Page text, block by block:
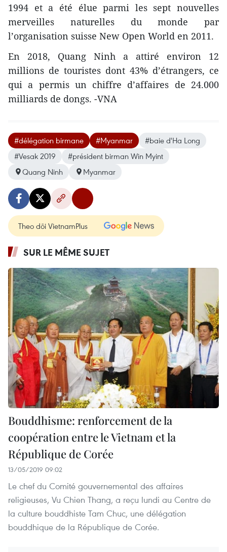
1994 et a été élue parmi les sept nouvelles
merveilles naturelles du monde par
l’organisation suisse New Open World en 2011.
En 2018, Quang Ninh a attiré environ 12
millions de touristes dont 43% d’étrangers, ce
qui a permis un chiffre d’affaires de 24.000
milliards de dongs. -VNA
#délégation birmane #Myanmar
#baie d'Ha Long
#Vesak 2019
#président birman Win Myint
Quang Ninh
Myanmar
Theo dõi VietnamPlus
SUR LE MÊME SUJET
Bouddhisme: renforcement de la
coopération entre le Vietnam et la
République de Corée
13/05/2019 09:02
Le chef du Comité gouvernemental des affaires
religieuses, Vu Chien Thang, a reçu lundi au Centre de
la culture bouddhiste Tam Chuc, une délégation
bouddhique de la République de Corée.